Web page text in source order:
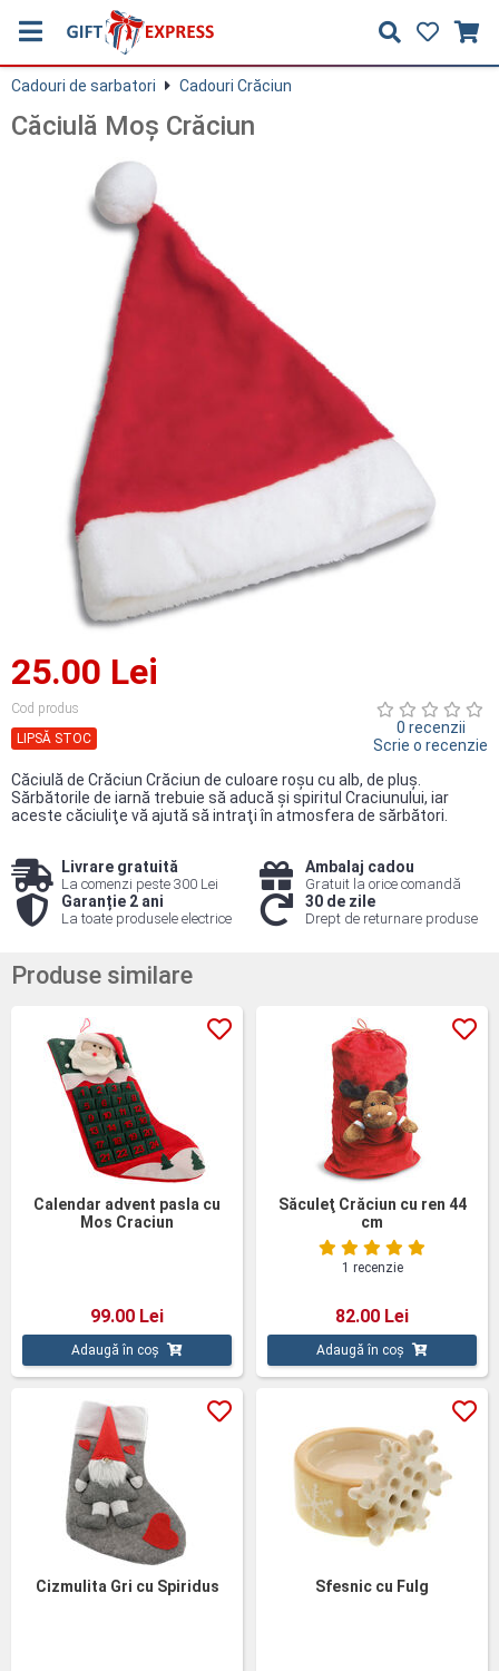
Cadouri de sarbatori Cadouri Crăciun
Căciulă Moş Crăciun
25.00 Lei
Cod produs
LIPSĂ STOC
0 recenzii
Scrie o recenzie
Căciulă de Crăciun Crăciun de culoare roșu cu alb, de pluş.
Sărbătorile de iarnă trebuie să aducă şi spiritul Craciunului, iar
aceste căciuliţe vă ajută să intraţi în atmosfera de sărbători.
Livrare gratuită
La comenzi peste 300 Lei
Ambalaj cadou
Gratuit la orice comandă
Garanție 2 ani
La toate produsele electrice
30 de zile
Drept de returnare produse
Produse similare
Calendar advent pasla cu
Mos Craciun
99.00 Lei
Adaugă în coș
Săculeţ Crăciun cu ren 44
cm
1 recenzie
82.00 Lei
Adaugă în coș
Cizmulita Gri cu Spiridus Sfesnic cu Fulg